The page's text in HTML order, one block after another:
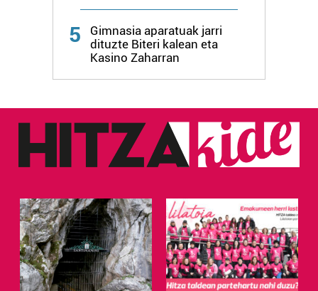
Webgune honek cookie propioak eta hirugarrenen cookie-
fitxategiak erabiltzen ditu. Zure esperientzia eta
zerbitzuak hobetzeko asmoz, cookie teknologiaz
baliatzen gara. Ohar hau onartuz gero, teknologia hori
erabiltzeko baimen esplizitua ematen diguzu.Gehiago
5
Gimnasia aparatuak jarri
dituzte Biteri kalean eta
Kasino Zaharran